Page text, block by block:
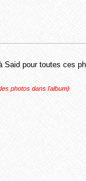
Said pour toutes ces
photos dans l'album)